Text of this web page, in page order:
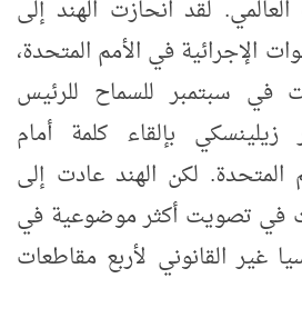
لقد انحازت الهند إلى
الإجرائية في الأمم المتحدة،
في سبتمبر للسماح للرئيس
زيلينسكي بإلقاء كلمة أمام
المتحدة. لكن الهند عادت إلى
في تصويت أكثر موضوعية في
غير القانوني لأربع مقاطعات